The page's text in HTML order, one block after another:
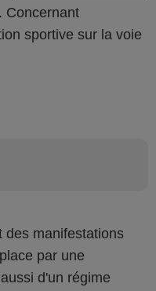
Concernant
sportive sur la voie
des manifestations
par une
d'un régime